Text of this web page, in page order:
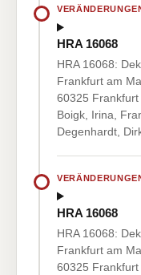
HRA 16068
HRA 16068:
Frankfurt am
60325
Boigk, Irina,
Degenhardt,
HRA 16068
HRA 16068:
Frankfurt am
60325